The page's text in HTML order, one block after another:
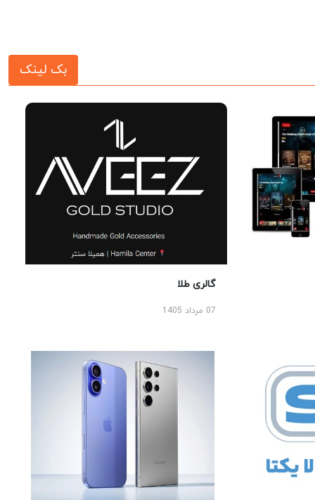
بک لینک
گالری طلا
07 مرداد 1405